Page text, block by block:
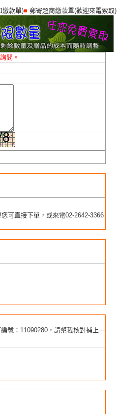
繳款單)■ 郵寄超商繳款單(歡迎來電索取)
問。
可直接下單，或來電02-2642-3366
號：11090280，請幫我核對補上一